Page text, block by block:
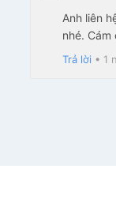
Anh liên
nhé. Cám
Trả lời • 1